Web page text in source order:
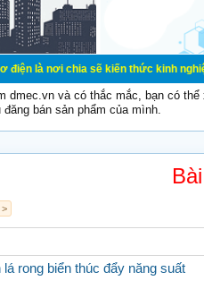
sẽ kiến thức kinh nghiệm
dmec.vn và có thắc mắc, bạn có
đăng bán sản phẩm của mình.
>
rong biển thúc đẩy năng suất